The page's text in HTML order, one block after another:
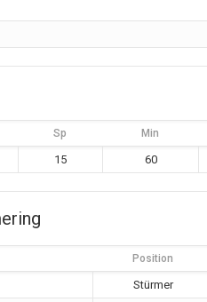
Sp Min
15 60
Position
Stürmer